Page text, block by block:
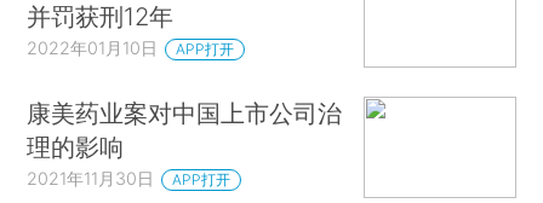
并罚获刑12年
2022年01月10日 APP打开
康美药业案对中国上市公司治
理的影响
2021年11月30日 APP打开